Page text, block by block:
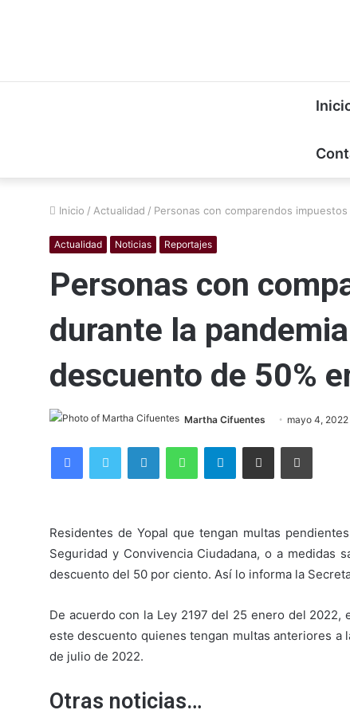
Inicio / Actualidad / Personas con comparendos
Actualidad Noticias Reportajes
Personas con
durante la
descuento de 50%
Martha Cifuentes mayo 4, 2022
FacebookTwitter LinkedInWhatsAppTelegramCompartir por correo electrónicoImprimir
Residentes de Yopal que tengan multas
Seguridad y Convivencia Ciudadana, o a medidas
descuento del 50 por ciento. Así lo informa la
De acuerdo con la Ley 2197 del 25 enero del
este descuento quienes tengan multas anteriores a
de julio de 2022.
Otras noticias…